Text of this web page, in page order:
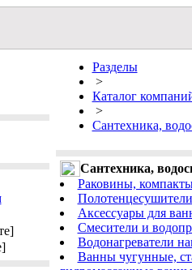
Разделы
>
Каталог
>
Сантехника,
Сантехника,
Раковины,
Аксессуары для
Смесители и
Водонагреватели
Ванны чугунные,